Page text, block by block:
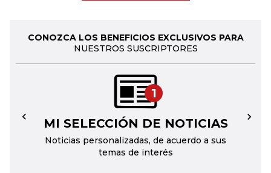
CONOZCA LOS BENEFICIOS EXCLUSIVOS PARA
NUESTROS SUSCRIPTORES
1
MI SELECCIÓN DE NOTICIAS
Noticias personalizadas, de acuerdo a sus
temas de interés
← →